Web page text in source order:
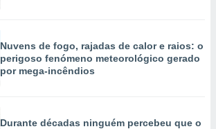
Nuvens de fogo, rajadas de calor e raios: o
perigoso fenómeno meteorológico gerado
por mega-incêndios
Durante décadas ninguém percebeu que o